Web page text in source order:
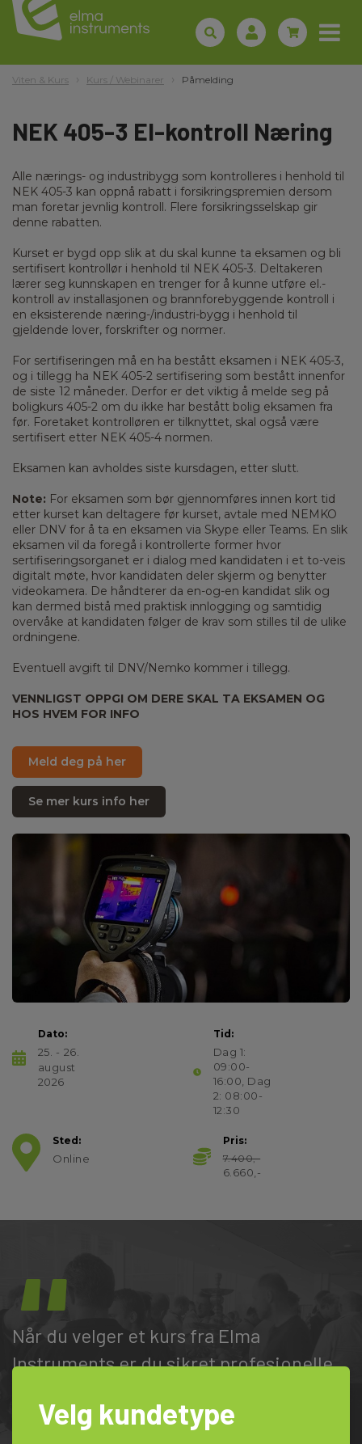
Viten & Kurs Kurs / Webinarer Påmelding
NEK 405-3 El-kontroll Næring
Alle nærings- og industribygg som kontrolleres i henhold til
NEK 405-3 kan oppnå rabatt i forsikringspremien dersom
man foretar jevnlig kontroll. Flere forsikringsselskap gir
denne rabatten.
Kurset er bygd opp slik at du skal kunne ta eksamen og bli
sertifisert kontrollør i henhold til NEK 405-3. Deltakeren
lærer seg kunnskapen en trenger for å kunne utføre el.-
kontroll av installasjonen og brannforebyggende kontroll i
en eksisterende næring-/industri-bygg i henhold til
gjeldende lover, forskrifter og normer.
For sertifiseringen må en ha bestått eksamen i NEK 405-3,
og i tillegg ha NEK 405-2 sertifisering som bestått innenfor
de siste 12 måneder. Derfor er det viktig å melde seg på
boligkurs 405-2 om du ikke har bestått bolig eksamen fra
før. Foretaket kontrolløren er tilknyttet, skal også være
sertifisert etter NEK 405-4 normen.
Eksamen kan avholdes siste kursdagen, etter slutt.
Note: For eksamen som bør gjennomføres innen kort tid
etter kurset kan deltagere før kurset, avtale med NEMKO
eller DNV for å ta en eksamen via Skype eller Teams. En slik
eksamen vil da foregå i kontrollerte former hvor
sertifiseringsorganet er i dialog med kandidaten i et to-veis
digitalt møte, hvor kandidaten deler skjerm og benytter
videokamera. De håndterer da en-og-en kandidat slik og
kan dermed bistå med praktisk innlogging og samtidig
overvåke at kandidaten følger de krav som stilles til de ulike
ordningene.
Eventuell avgift til DNV/Nemko kommer i tillegg.
VENNLIGST OPPGI OM DERE SKAL TA EKSAMEN OG
HOS HVEM FOR INFO
Meld deg på her
Se mer kurs info her
Dato:
25. - 26.
august
2026
Tid:
Dag 1:
09:00-
16:00, Dag
2: 08:00-
12:30
Sted:
Online
Pris:
7.400,-
6.660,-
Når du velger et kurs fra Elma
Instruments er du sikret profesjonelle
Velg kundetype